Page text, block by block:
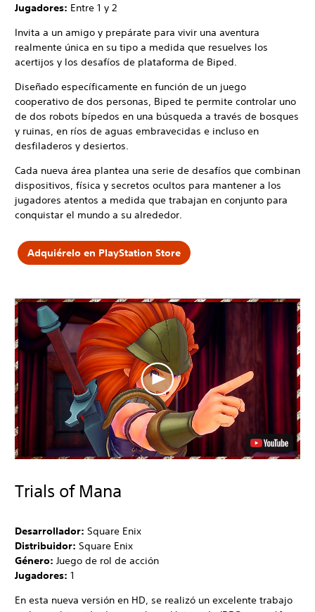
Jugadores: Entre 1 y 2
Invita a un amigo y prepárate para vivir una aventura
realmente única en su tipo a medida que resuelves los
acertijos y los desafíos de plataforma de Biped.
Diseñado específicamente en función de un juego
cooperativo de dos personas, Biped te permite controlar uno
de dos robots bípedos en una búsqueda a través de bosques
y ruinas, en ríos de aguas embravecidas e incluso en
desfiladeros y desiertos.
Cada nueva área plantea una serie de desafíos que combinan
dispositivos, física y secretos ocultos para mantener a los
jugadores atentos a medida que trabajan en conjunto para
conquistar el mundo a su alrededor.
Adquiérelo en PlayStation Store
Trials of Mana
Desarrollador: Square Enix
Distribuidor: Square Enix
Género: Juego de rol de acción
Jugadores: 1
En esta nueva versión en HD, se realizó un excelente trabajo